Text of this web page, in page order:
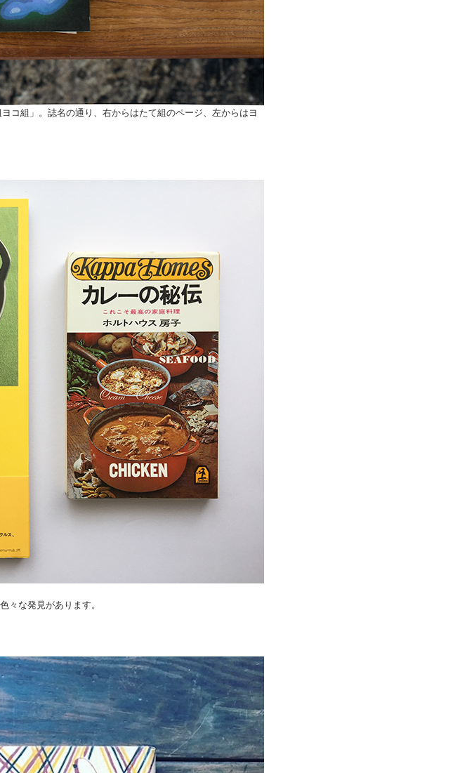
コ組」。誌名の通り、右からはたて組のページ、左からはヨ
々な発見があります。